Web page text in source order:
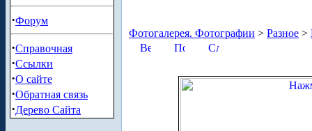
·Форум
·Справочная
·Ссылки
·О сайте
·Обратная связь
·Дерево Сайта
Фотогалерея. Фотографии > Разное >